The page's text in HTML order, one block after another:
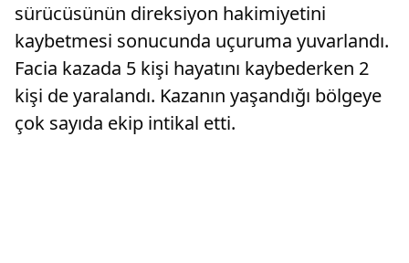
sürücüsünün direksiyon hakimiyetini
kaybetmesi sonucunda uçuruma yuvarlandı.
Facia kazada 5 kişi hayatını kaybederken 2
kişi de yaralandı. Kazanın yaşandığı bölgeye
çok sayıda ekip intikal etti.